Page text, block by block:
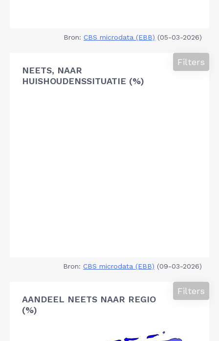
Bron: CBS microdata (EBB) (05-03-2026)
NEETS, NAAR
HUISHOUDENSSITUATIE (%)
Filters
Bron: CBS microdata (EBB) (09-03-2026)
AANDEEL NEETS NAAR REGIO
(%)
Filters